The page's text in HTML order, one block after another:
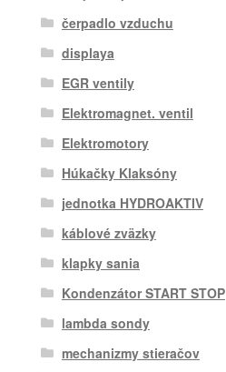
čerpadlo vzduchu
displaya
EGR ventily
Elektromagnet. ventil
Elektromotory
Húkačky Klaksóny
jednotka HYDROAKTIV
káblové zväzky
klapky sania
Kondenzátor START STOP
lambda sondy
mechanizmy stieračov